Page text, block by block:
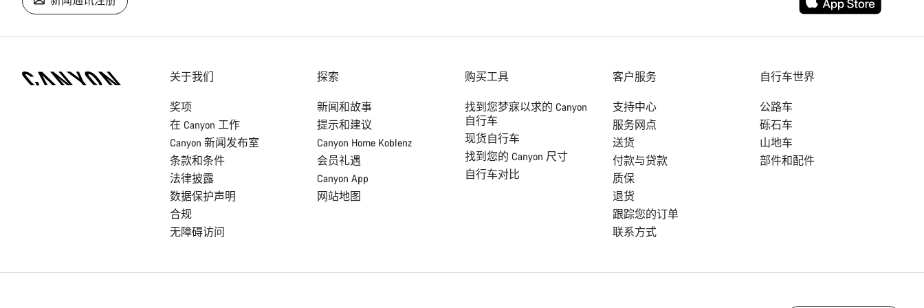
关于我们
奖项
在 Canyon 工作
Canyon 新闻发布室
条款和条件
法律披露
数据保护声明
合规
无障碍访问
探索
新闻和故事
提示和建议
Canyon Home Koblenz
会员礼遇
Canyon App
网站地图
购买工具
找到您梦寐以求的 Canyon
自行车
现货自行车
找到您的 Canyon 尺寸
自行车对比
客户服务
支持中心
服务网点
送货
付款与贷款
质保
退货
跟踪您的订单
联系方式
自行车世界
公路车
砾石车
山地车
部件和配件